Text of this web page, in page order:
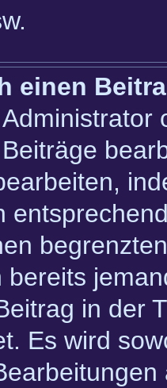
einen
bereits
in der
Es wird